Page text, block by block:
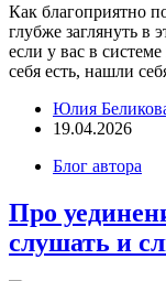
Как благоприятно
глубже заглянуть в
если у вас в
себя есть, нашли
Юлия
19.04.2026
Блог автора
Про
слушать и